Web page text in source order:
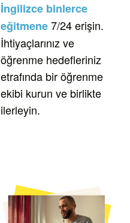
İngilizce binlerce
eğitmene7/24 erişin.
İhtiyaçlarınız ve
öğrenme hedefleriniz
etrafında bir öğrenme
ekibi kurun ve birlikte
ilerleyin.